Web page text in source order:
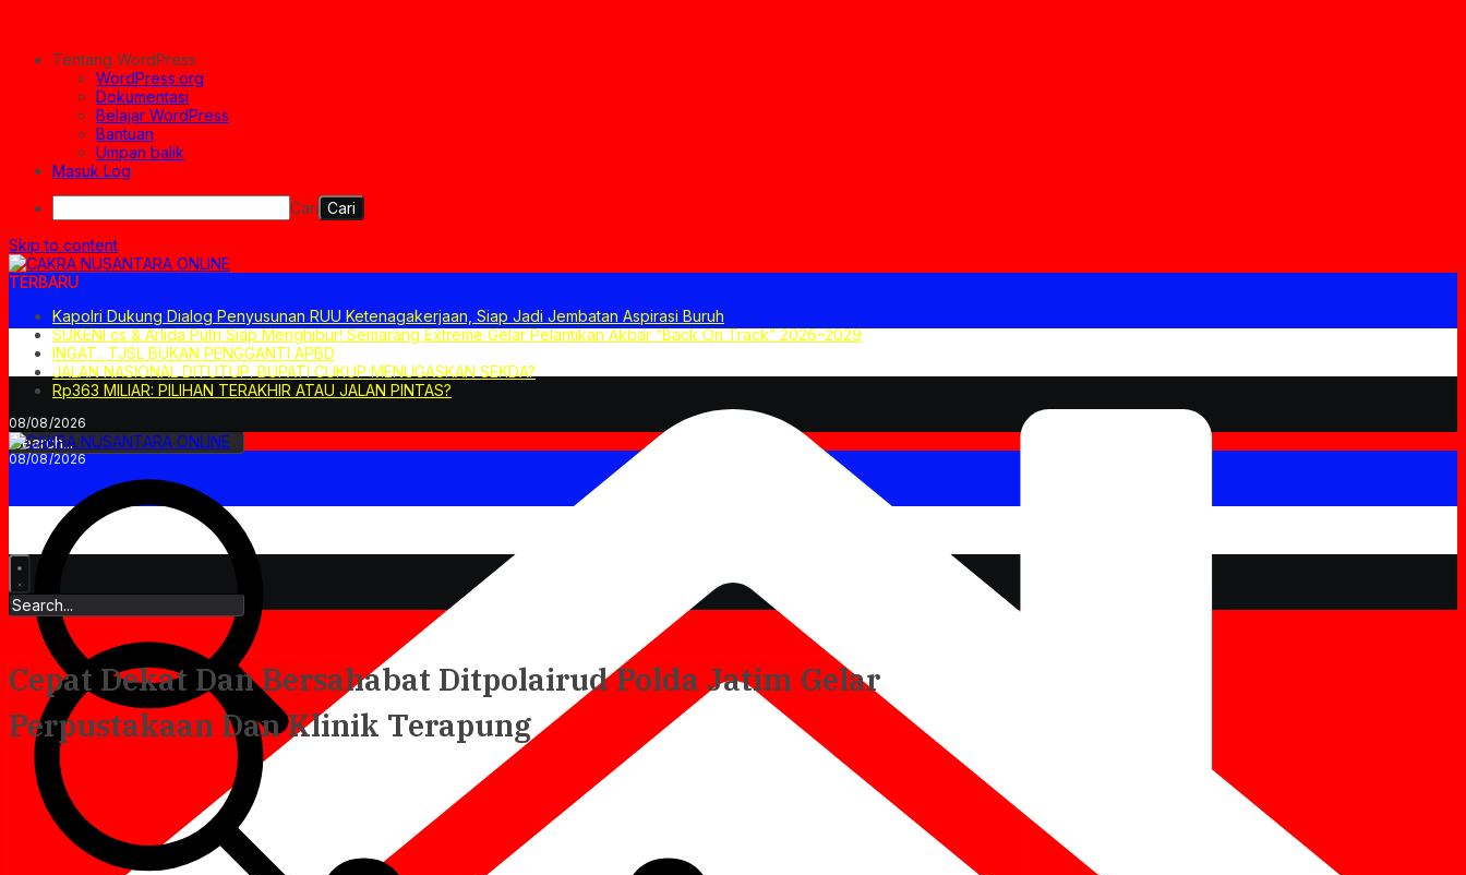
Tentang WordPress
WordPress.org
Dokumentasi
Belajar WordPress
Bantuan
Umpan balik
Masuk Log
Cari
Skip to content
TERBARU
Kapolri Dukung Dialog Penyusunan RUU Ketenagakerjaan, Siap Jadi Jembatan Aspirasi Buruh
SUKENI cs & Arlida Putri Siap Menghibur! Semarang Extreme Gelar Pelantikan Akbar “Back On Track” 2026–2029
INGAT.. TJSL BUKAN PENGGANTI APBD
JALAN NASIONAL DITUTUP. BUPATI CUKUP MENUGASKAN SEKDA?
Rp363 MILIAR: PILIHAN TERAKHIR ATAU JALAN PINTAS?
08/08/2026
08/08/2026
Cepat Dekat Dan Bersahabat Ditpolairud Polda Jatim Gelar
Perpustakaan Dan Klinik Terapung